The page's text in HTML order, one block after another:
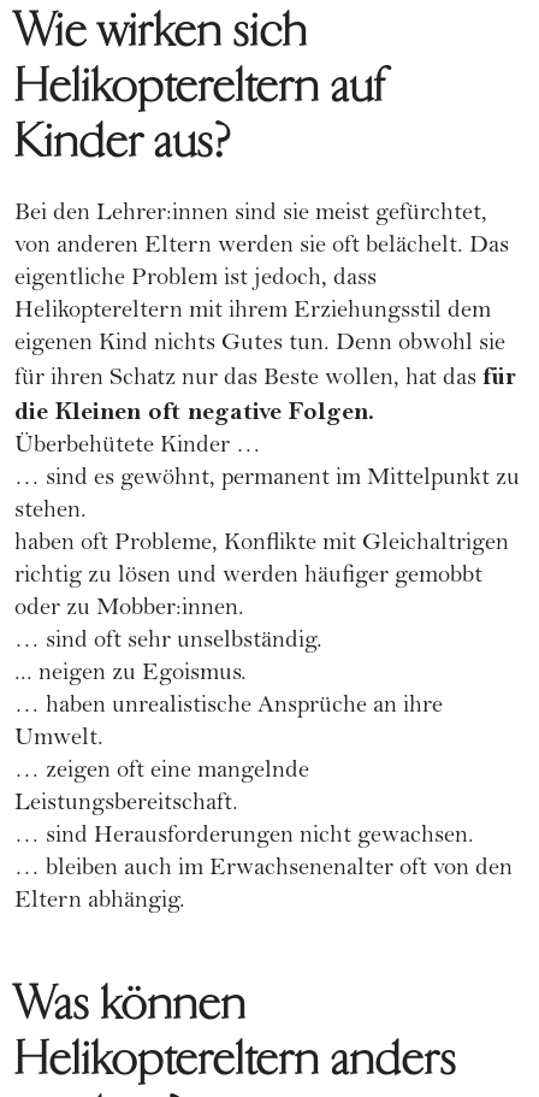
Wie wirken sich
Helikoptereltern auf
Kinder aus?
Bei den Lehrer:innen sind sie meist gefürchtet,
von anderen Eltern werden sie oft belächelt. Das
eigentliche Problem ist jedoch, dass
Helikoptereltern mit ihrem Erziehungsstil dem
eigenen Kind nichts Gutes tun. Denn obwohl sie
für ihren Schatz nur das Beste wollen, hat das für
die Kleinen oft negative Folgen.
Überbehütete Kinder …
… sind es gewöhnt, permanent im Mittelpunkt zu
stehen.
haben oft Probleme, Konflikte mit Gleichaltrigen
richtig zu lösen und werden häufiger gemobbt
oder zu Mobber:innen.
… sind oft sehr unselbständig.
... neigen zu Egoismus.
… haben unrealistische Ansprüche an ihre
Umwelt.
… zeigen oft eine mangelnde
Leistungsbereitschaft.
… sind Herausforderungen nicht gewachsen.
… bleiben auch im Erwachsenenalter oft von den
Eltern abhängig.
Was können
Helikoptereltern anders